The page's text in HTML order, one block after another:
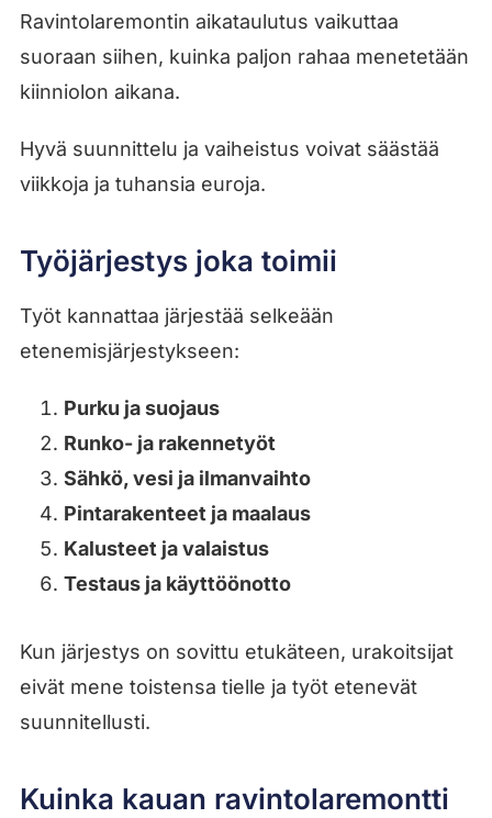
Ravintolaremontin aikataulutus vaikuttaa
suoraan siihen, kuinka paljon rahaa menetetään
kiinniolon aikana.
Hyvä suunnittelu ja vaiheistus voivat säästää
viikkoja ja tuhansia euroja.
Työjärjestys joka toimii
Työt kannattaa järjestää selkeään
etenemisjärjestykseen:
Purku ja suojaus
Runko- ja rakennetyöt
Sähkö, vesi ja ilmanvaihto
Pintarakenteet ja maalaus
Kalusteet ja valaistus
Testaus ja käyttöönotto
Kun järjestys on sovittu etukäteen, urakoitsijat
eivät mene toistensa tielle ja työt etenevät
suunnitellusti.
Kuinka kauan ravintolaremontti